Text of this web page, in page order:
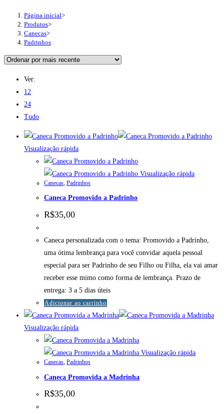
Página inicial>
Produtos>
Canecas>
Padrinhos
Ver:
12
24
Tudo
Visualização rápida
Visualização rápida
Canecas, Padrinhos
Caneca Promovido a Padrinho
R$35,00
Caneca personalizada com o tema: Promovido a Padrinho,
uma ótima lembrança para você convidar aquela pessoal
especial para ser Padrinho de seu Filho ou Filha, ela vai amar
receber esse mimo como forma de lembrança. Prazo de
entrega: 3 a 5 dias úteis
Adicionar ao carrinho
Visualização rápida
Visualização rápida
Canecas, Padrinhos
Caneca Promovida a Madrinha
R$35,00